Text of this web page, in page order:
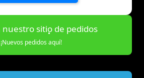
nuestro sitio de pedidos
¡Nuevos pedidos aquí!